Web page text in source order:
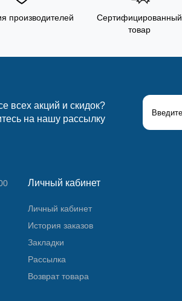
производителей
Сертифицированный
товар
всех акций и скидок?
на нашу рассылку
Личный кабинет
Личный кабинет
История заказов
Закладки
Рассылка
Возврат товара